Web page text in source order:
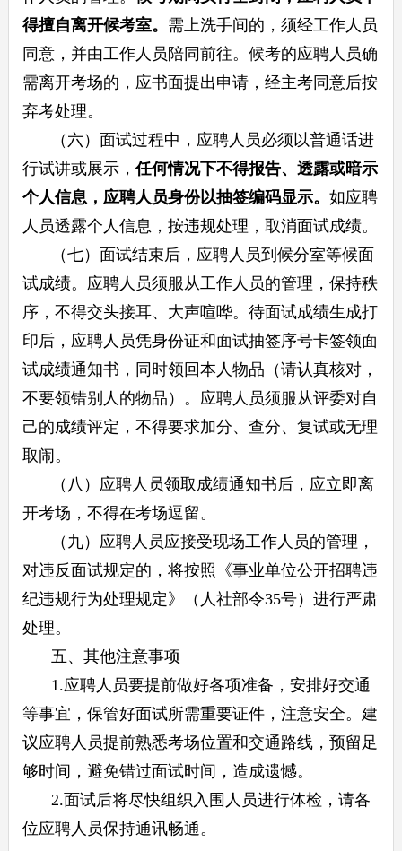
得擅自离开候考室。 需上洗手间的，须经工作人员
同意，并由工作人员陪同前往。候考的应聘人员确
需离开考场的，应书面提出申请，经主考同意后按
弃考处理。
（六）面试过程中，应聘人员必须以普通话进
行试讲或展示，任何情况下不得报告、透露或暗示
个人信息，应聘人员身份以抽签编码显示。 如应聘
人员透露个人信息，按违规处理，取消面试成绩。
（七）面试结束后，应聘人员到候分室等候面
试成绩。应聘人员须服从工作人员的管理，保持秩
序，不得交头接耳、大声喧哗。待面试成绩生成打
印后，应聘人员凭身份证和面试抽签序号卡签领面
试成绩通知书，同时领回本人物品（请认真核对，
不要领错别人的物品）。应聘人员须服从评委对自
己的成绩评定，不得要求加分、查分、复试或无理
取闹。
（八）应聘人员领取成绩通知书后，应立即离
开考场，不得在考场逗留。
（九）应聘人员应接受现场工作人员的管理，
对违反面试规定的，将按照《事业单位公开招聘违
纪违规行为处理规定》（人社部令35号）进行严肃
处理。
五、其他注意事项
1.应聘人员要提前做好各项准备，安排好交通
等事宜，保管好面试所需重要证件，注意安全。建
议应聘人员提前熟悉考场位置和交通路线，预留足
够时间，避免错过面试时间，造成遗憾。
2.面试后将尽快组织入围人员进行体检，请各
位应聘人员保持通讯畅通。